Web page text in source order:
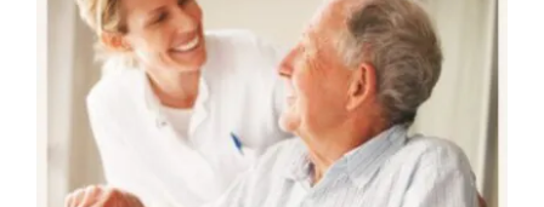
CONTACT
მოზრდილთა
ნეიროფსიქოლოგიური
დიაგნოსტირება და
რეაბილიტაცია